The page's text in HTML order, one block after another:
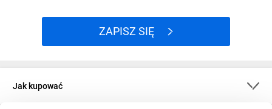
ZAPISZ SIĘ
Jak kupować